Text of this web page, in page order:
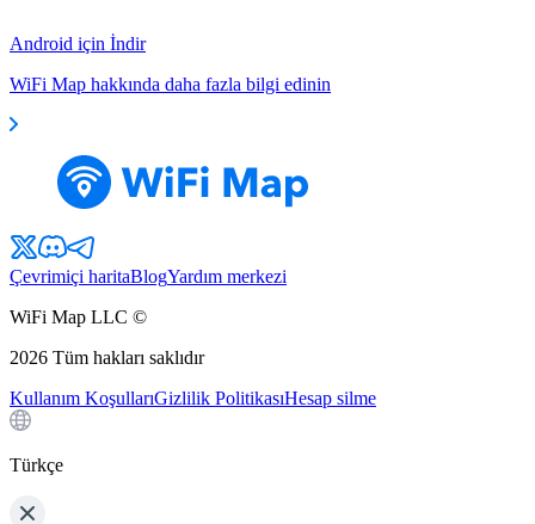
Android için İndir
WiFi Map hakkında daha fazla bilgi edinin
Çevrimiçi haritaBlogYardım merkezi
WiFi Map LLC ©
2026 Tüm hakları saklıdır
Kullanım KoşullarıGizlilik PolitikasıHesap silme
Türkçe